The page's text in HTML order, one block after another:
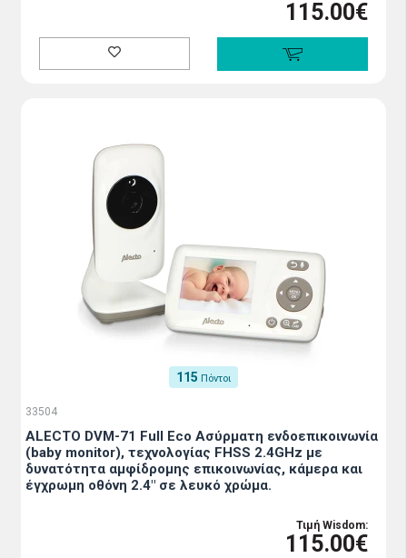
115.00€
115 Πόντοι
33504
ALECTO DVM-71 Full Eco Ασύρματη ενδοεπικοινωνία
(baby monitor), τεχνολογίας FHSS 2.4GHz με
δυνατότητα αμφίδρομης επικοινωνίας, κάμερα και
έγχρωμη οθόνη 2.4" σε λευκό χρώμα.
Τιμή Wisdom:
115.00€